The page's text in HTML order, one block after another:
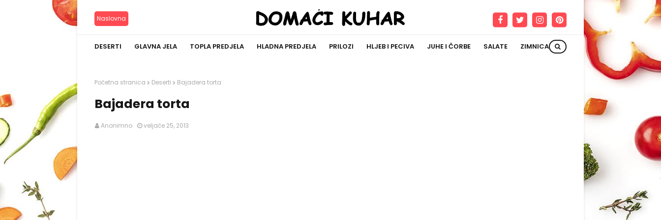
Naslovna
DESERTI GLAVNA JELA TOPLA PREDJELA HLADNA PREDJELA PRILOZI HLJEB I PECIVA JUHE I ČORBE SALATE ZIMNICA
Početna stranica Deserti Bajadera torta
Bajadera torta
Anonimno veljače 25, 2013